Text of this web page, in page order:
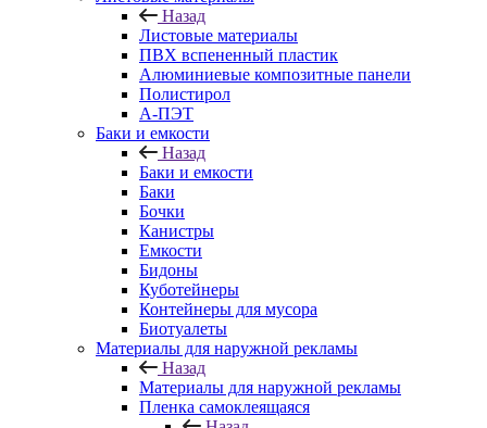
Назад
Листовые материалы
ПВХ вспененный пластик
Алюминиевые композитные панели
Полистирол
А-ПЭТ
Баки и емкости
Назад
Баки и емкости
Баки
Бочки
Канистры
Емкости
Бидоны
Куботейнеры
Контейнеры для мусора
Биотуалеты
Материалы для наружной рекламы
Назад
Материалы для наружной рекламы
Пленка самоклеящаяся